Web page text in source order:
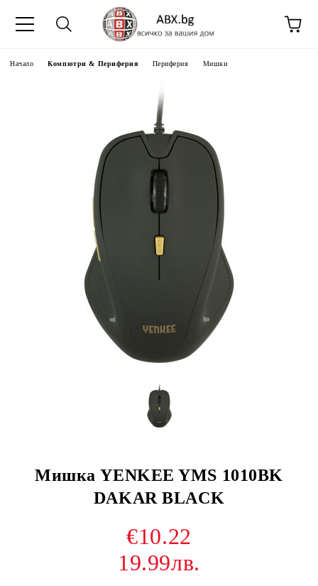
Начало Компютри & Периферия Периферия Мишки
Мишка YENKEE YMS 1010BK
DAKAR BLACK
€10.22
19.99лв.